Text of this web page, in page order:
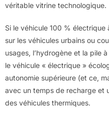
véritable vitrine technologique.
Si le véhicule 100 %
sur les véhicules urbains ou
usages, l’hydrogène et la pile
le véhicule « électrique »
autonomie supérieure (et ce,
avec un temps de recharge et
des véhicules thermiques.